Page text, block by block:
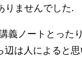
りませんでした.
義ノートとった
は人によると思